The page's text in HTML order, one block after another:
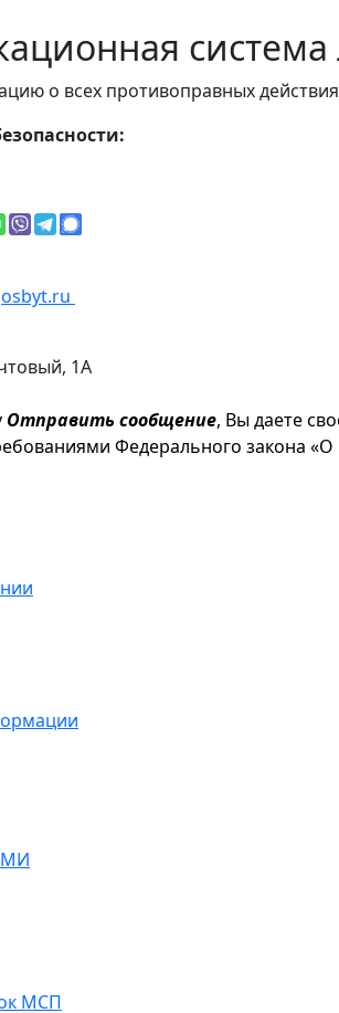
система
о всех противоправных
1А
Отправить сообщение, Вы даете
Федерального закона
МСП